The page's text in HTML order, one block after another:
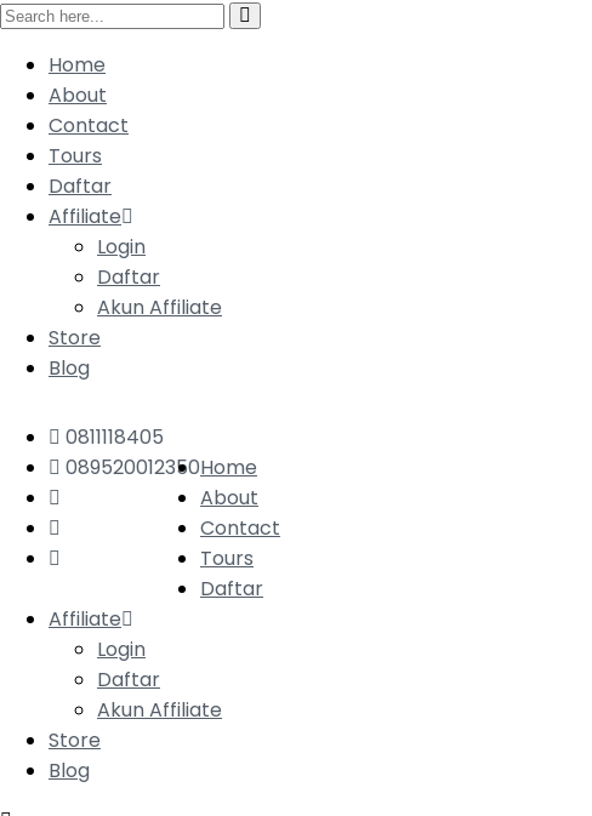
Home
About
Contact
Tours
Daftar
Affiliate
Login
Daftar
Akun Affiliate
Store
Blog
0811118405
089520012350Home
About
Contact
Tours
Daftar
Affiliate
Login
Daftar
Akun Affiliate
Store
Blog